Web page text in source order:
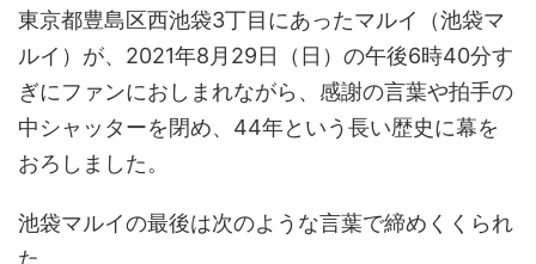
東京都豊島区西池袋3丁目にあったマルイ（池袋マ
ルイ）が、2021年8月29日（日）の午後6時40分す
ぎにファンにおしまれながら、感謝の言葉や拍手の
中シャッターを閉め、44年という長い歴史に幕を
おろしました。
池袋マルイの最後は次のような言葉で締めくくられ
た。